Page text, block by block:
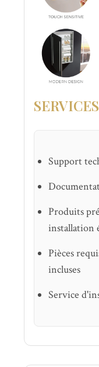
Support
Produits
installation
Pièces
incluses
Service